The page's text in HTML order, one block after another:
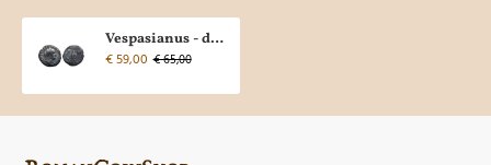
Vespasianus - denarius AVGVR TRIPOT (ME2649)
€ 59,00 € 65,00